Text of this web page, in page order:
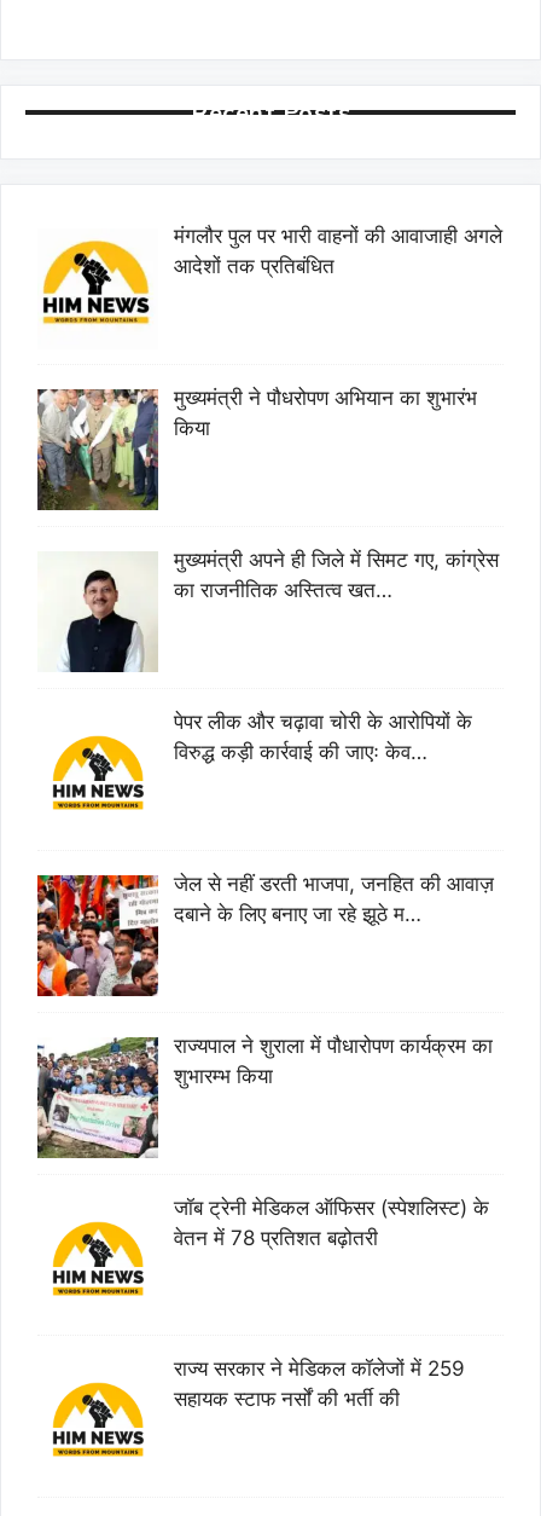
Recent Posts
मंगलौर पुल पर भारी वाहनों की आवाजाही अगले
आदेशों तक प्रतिबंधित
मुख्यमंत्री ने पौधरोपण अभियान का शुभारंभ
किया
मुख्यमंत्री अपने ही जिले में सिमट गए, कांग्रेस
का राजनीतिक अस्तित्व खत…
पेपर लीक और चढ़ावा चोरी के आरोपियों के
विरुद्ध कड़ी कार्रवाई की जाएः केव…
जेल से नहीं डरती भाजपा, जनहित की आवाज़
दबाने के लिए बनाए जा रहे झूठे म…
राज्यपाल ने शुराला में पौधारोपण कार्यक्रम का
शुभारम्भ किया
जॉब ट्रेनी मेडिकल ऑफिसर (स्पेशलिस्ट) के
वेतन में 78 प्रतिशत बढ़ोतरी
राज्य सरकार ने मेडिकल कॉलेजों में 259
सहायक स्टाफ नर्सों की भर्ती की